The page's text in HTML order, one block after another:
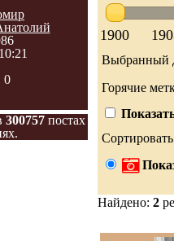
0
300757постах
1900
Выбранный
Горячие
Найдено: 2